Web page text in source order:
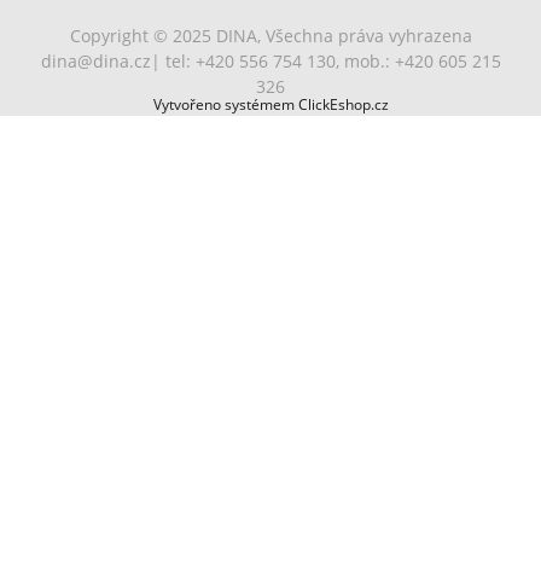
Copyright © 2025 DINA, Všechna práva vyhrazena
dina@dina.cz | tel: +420 556 754 130, mob.: +420 605 215
326
Vytvořeno systémem ClickEshop.cz